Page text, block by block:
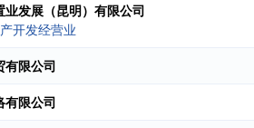
业发展（昆明）有限公司
开发经营业
有限公司
有限公司